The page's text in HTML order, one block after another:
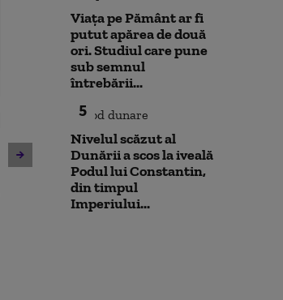
Antrenament cu miză:
pușcașii marini români au
testat vehiculele de asalt
amfibiu AAV-7 alături de
militarii SUA
10 luni de la
Rahova:
Viața pe Pământ ar fi
putut apărea de două
ori. Studiul care pune
sub semnul
întrebării...
5
Nivelul scăzut al
Dunării a scos la iveală
Podul lui Constantin,
din timpul
Imperiului...